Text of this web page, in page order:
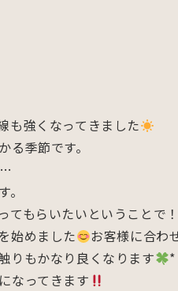
も強くなってきました
る季節です。
てもらいたいということで！
を始めました
お客様に合わ
りもかなり良くなります
*
なってきます